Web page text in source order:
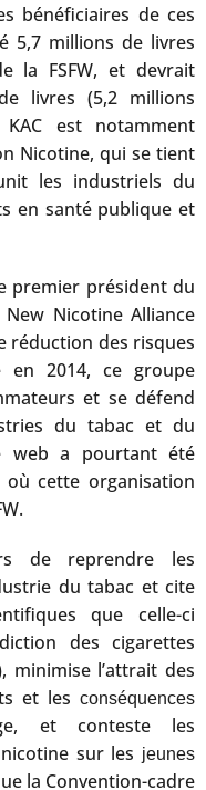
bénéficiaires de ces
5,7 millions de livres
la FSFW, et devrait
livres (5,2 millions
est notamment
Nicotine, qui se tient
les industriels du
en santé publique et
premier président du
Nicotine Alliance
réduction des risques
en 2014, ce groupe
et se défend
du tabac et du
web a pourtant été
cette organisation
de reprendre les
du tabac et cite
que celle-ci
des cigarettes
minimise l’attrait des
et lesconséquences
et conteste les
sur les jeunes
la Convention-cadre